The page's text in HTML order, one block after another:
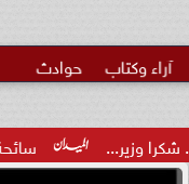
آراء وكتاب حوادث
سائحة روسية